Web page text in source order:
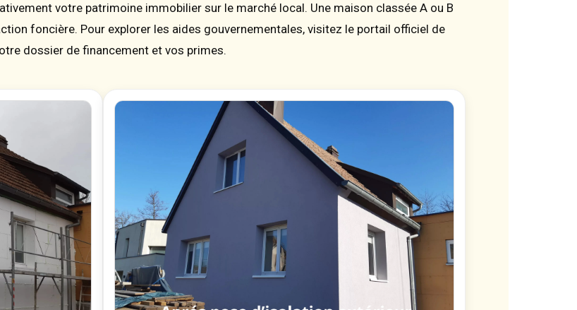
votre patrimoine immobilier sur le marché local. Une maison classée A ou B
foncière. Pour explorer les aides gouvernementales, visitez le portail officiel de
dossier de financement et vos primes.